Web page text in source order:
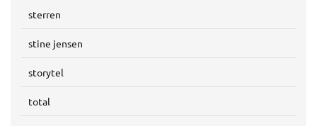
sterren
stine jensen
storytel
total